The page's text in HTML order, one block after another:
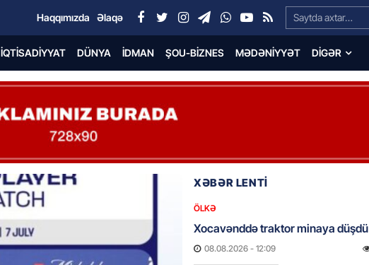
Search…
Haqqımızda Əlaqə
İQTISADIYYAT DÜNYA İDMAN ŞOU-BIZNES MƏDƏNIYYƏT DIGƏR
XƏBƏR LENTİ
ÖLKƏ
Xocavənddə traktor minaya düşdü
08.08.2026 - 12:09